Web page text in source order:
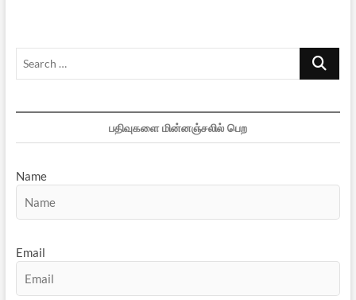
Search
பதிவுகளை மின்னஞ்சலில் பெற
Name
Email